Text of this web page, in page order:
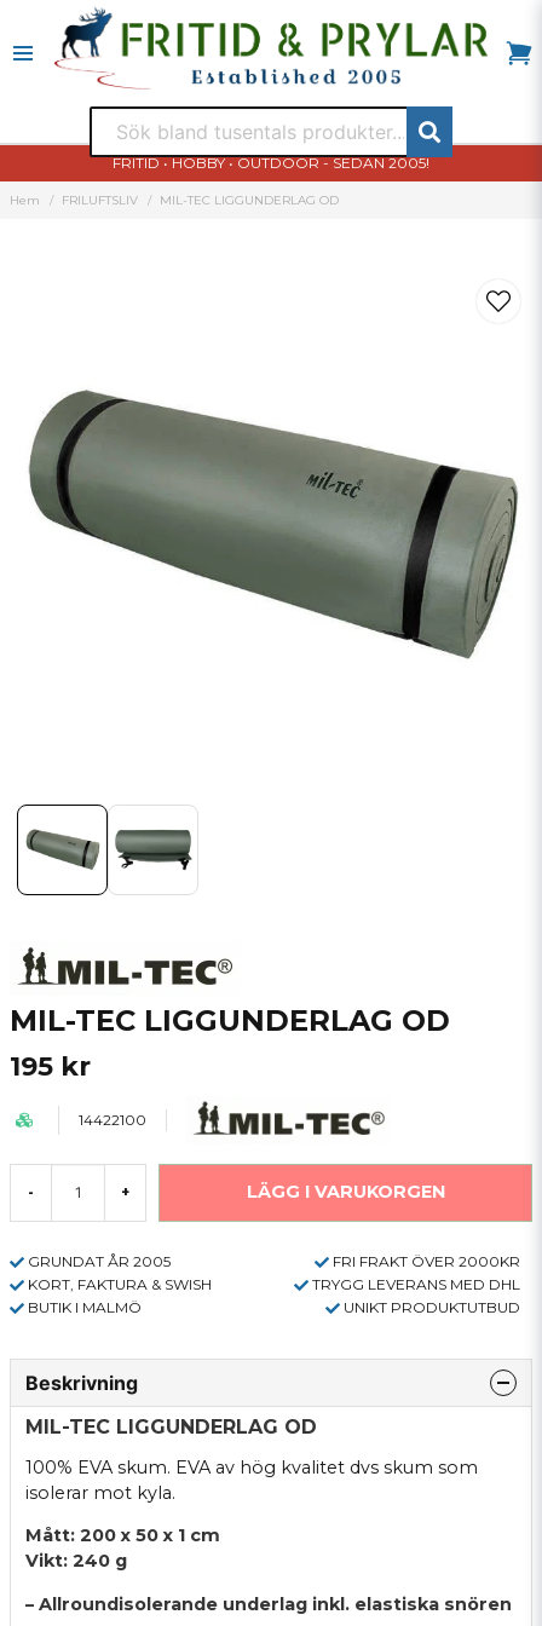
FRITID • HOBBY • OUTDOOR - SEDAN 2005!
Hem FRILUFTSLIV MIL-TEC LIGGUNDERLAG OD
MIL-TEC LIGGUNDERLAG OD
195 kr
14422100
- + LÄGG I VARUKORGEN
GRUNDAT ÅR 2005
FRI FRAKT ÖVER 2000KR
KORT, FAKTURA & SWISH
TRYGG LEVERANS MED DHL
BUTIK I MALMÖ
UNIKT PRODUKTUTBUD
Beskrivning
MIL-TEC LIGGUNDERLAG OD
100% EVA skum. EVA av hög kvalitet dvs skum som
isolerar mot kyla.
Mått: 200 x 50 x 1 cm
Vikt: 240 g
– Allroundisolerande underlag inkl. elastiska snören